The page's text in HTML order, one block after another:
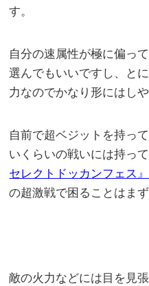
す。
自分の速属性が極に偏っ
選んでもいいですし、と
力なのでかなり形にはしや
自前で超ベジットを持っ
いくらいの戦いには持っ
セレクトドッカンフェス』
の超激戦で困ることはま
敵の火力などには目を見